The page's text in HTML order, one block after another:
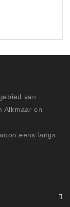
van
Alkmaar en
eens langs